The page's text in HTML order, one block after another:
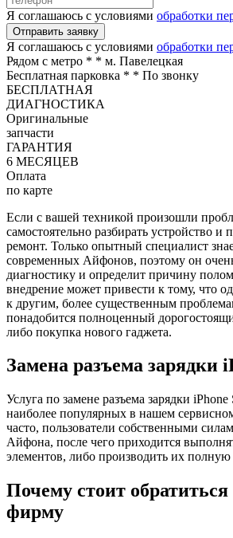
Я соглашаюсь с условиями обработки
Отправить заявку
Я соглашаюсь с условиями обработки
Рядом с метро * * м. Павелецкая
Бесплатная парковка * * По звонку
БЕСПЛАТНАЯ
ДИАГНОСТИКА
Оригинальные
запчасти
ГАРАНТИЯ
6 МЕСЯЦЕВ
Оплата
по карте
Если с вашей техникой произошли
самостоятельно разбирать устройство и
ремонт. Только опытный специалист
современных Айфонов, поэтому он
диагностику и определит причину
внедрение может привести к тому, что
к другим, более существенным
понадобится полноценный
либо покупка нового гаджета.
Замена разъема зарядки
Услуга по замене разъема зарядки
наиболее популярных в нашем
часто, пользователи собственными
Айфона, после чего приходится
элементов, либо производить их полную
Почему стоит
фирму